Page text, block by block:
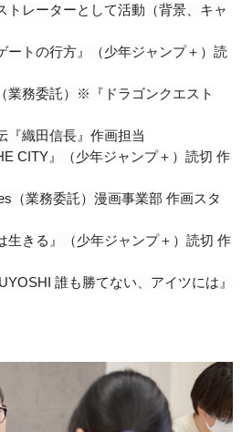
レーターとして活動（背景、キャ
トの行方』（少年ジャンプ＋）読
務委託）※『ドラゴンクエスト
織田信長』作画担当
CITY』（少年ジャンプ＋）読切 作
（業務委託）漫画事業部 作画スタ
きる』（少年ジャンプ＋）読切 作
誰も勝てない、アイツには』